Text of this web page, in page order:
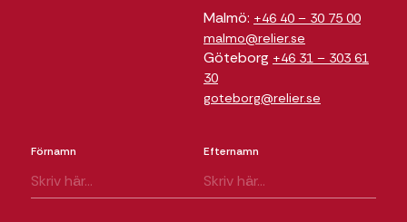
Malmö: +46 40 – 30 75 00
malmo@relier.se
Göteborg +46 31 – 303 61
30
goteborg@relier.se
Förnamn Efternamn